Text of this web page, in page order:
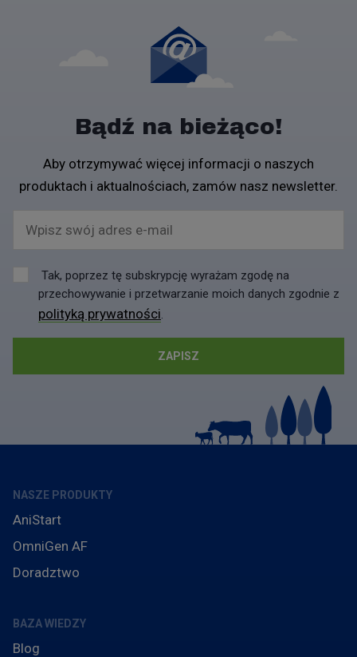
Bądź na bieżąco!
Aby otrzymywać więcej informacji o naszych
produktach i aktualnościach, zamów nasz newsletter.
Wpisz swój adres e-mail
Tak, poprzez tę subskrypcję wyrażam zgodę na
przechowywanie i przetwarzanie moich danych zgodnie z
polityką prywatności
NASZE PRODUKTY
AniStart
OmniGen AF
Doradztwo
BAZA WIEDZY
Blog